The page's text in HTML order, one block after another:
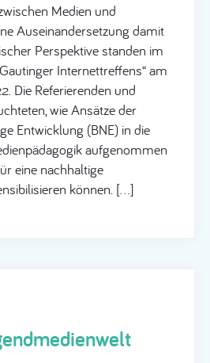
Medien und
Auseinandersetzung damit
Perspektive standen im
Internettreffens“ am
Die Referierenden und
wie Ansätze der
Entwicklung (BNE) in die
aufgenommen
eine nachhaltige
können. […]